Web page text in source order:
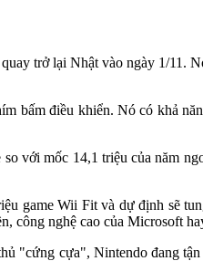
trở lại Nhật vào ngày 1/11.
bấm điều khiển. Nó có khả
với mốc 14,1 triệu của năm
game Wii Fit và dự định sẽ
công nghệ cao của Microsoft
"cứng cựa", Nintendo đang